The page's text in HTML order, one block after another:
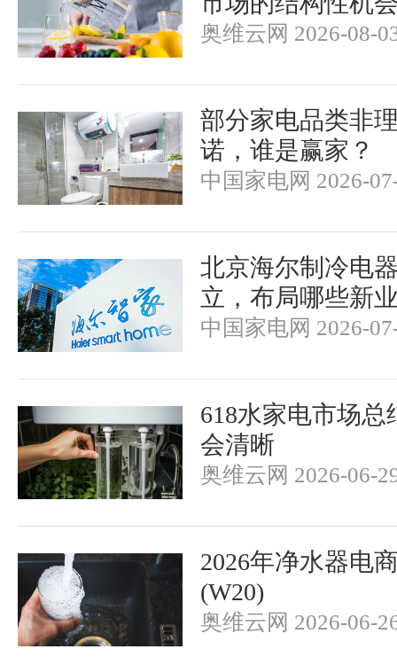
奥维云网 2026-08-
部分家电品类非
诺，谁是赢家？
中国家电网 2026-
北京海尔制冷电
立，布局哪些新
中国家电网 2026-
618水家电市场总
会清晰
奥维云网 2026-06-
2026年净水器电
(W20)
奥维云网 2026-06-